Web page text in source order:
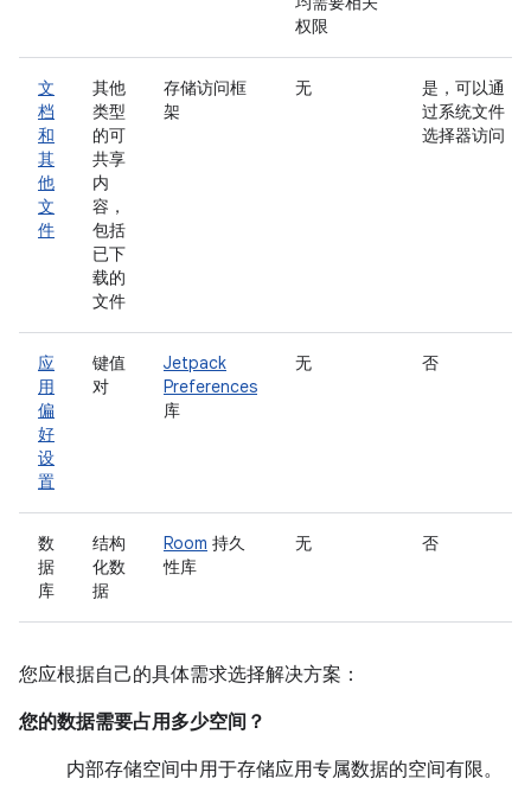
权限
文
档
和
其
他
文
件
其他
类型
的可
共享
内
容，
包括
已下
载的
文件
存储访问框
架
无
是，可以通
过系统文件
选择器访问
应
用
偏
好
设
置
键值
对
Jetpack
Preferences
库
无 否
数
据
库
结构
化数
据
Room 持久
性库
无 否
您应根据自己的具体需求选择解决方案：
您的数据需要占用多少空间？
内部存储空间中用于存储应用专属数据的空间有限。